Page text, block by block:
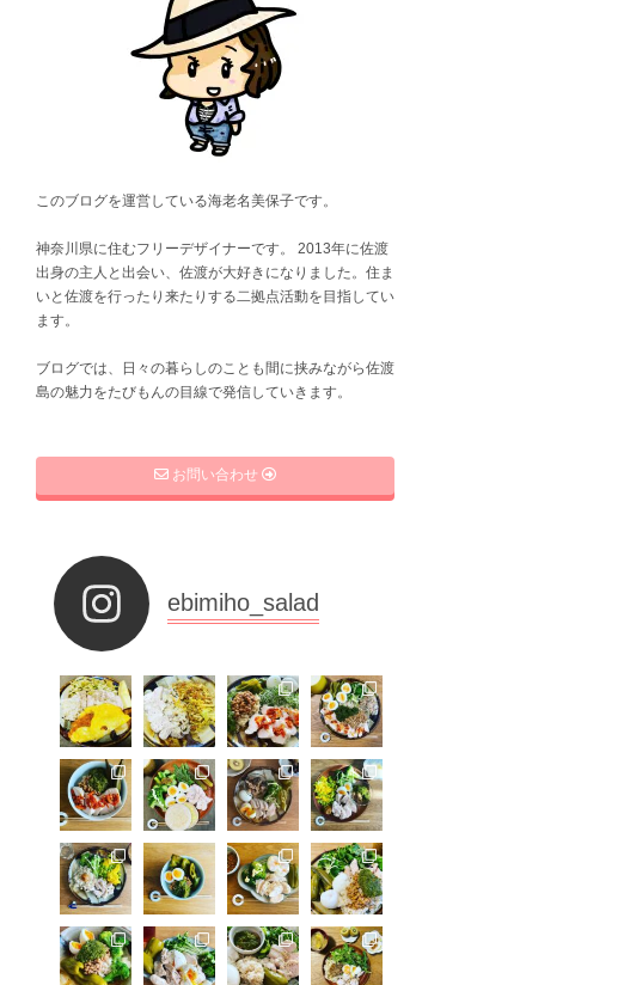
このブログを運営している海老名美保子です。
神奈川県に住むフリーデザイナーです。 2013年に佐渡
出身の主人と出会い、佐渡が大好きになりました。住ま
いと佐渡を行ったり来たりする二拠点活動を目指してい
ます。
ブログでは、日々の暮らしのことも間に挟みながら佐渡
島の魅力をたびもんの目線で発信していきます。
お問い合わせ
ebimiho_salad